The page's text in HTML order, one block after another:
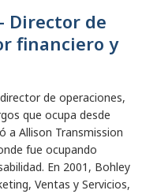
Director de
financiero y
de operaciones,
que ocupa desde
a Allison Transmission
fue ocupando
En 2001, Bohley
Ventas y Servicios,